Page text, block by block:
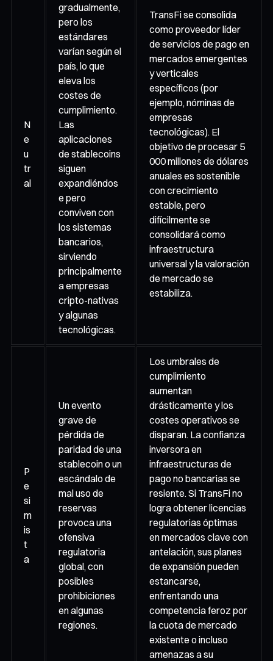
N
e
u
tr
al
gradualmente,
pero los
estándares
varían según el
país, lo que
eleva los
costes de
cumplimiento.
Las
aplicaciones
de stablecoins
siguen
expandiéndos
e pero
conviven con
los sistemas
bancarios,
sirviendo
principalmente
a empresas
cripto-nativas
y algunas
tecnológicas.
TransFi se consolida
como proveedor líder
de servicios de pago en
mercados emergentes
y verticales
específicos (por
ejemplo, nóminas de
empresas
tecnológicas). El
objetivo de procesar 5
000 millones de dólares
anuales es sostenible
con crecimiento
estable, pero
difícilmente se
consolidará como
infraestructura
universal y la valoración
de mercado se
estabiliza.
P
e
si
m
is
t
a
Un evento
grave de
pérdida de
paridad de una
stablecoin o un
escándalo de
mal uso de
reservas
provoca una
ofensiva
regulatoria
global, con
posibles
prohibiciones
en algunas
regiones.
Los umbrales de
cumplimiento
aumentan
drásticamente y los
costes operativos se
disparan. La confianza
inversora en
infraestructuras de
pago no bancarias se
resiente. Si TransFi no
logra obtener licencias
regulatorias óptimas
en mercados clave con
antelación, sus planes
de expansión pueden
estancarse,
enfrentando una
competencia feroz por
la cuota de mercado
existente o incluso
amenazas a su